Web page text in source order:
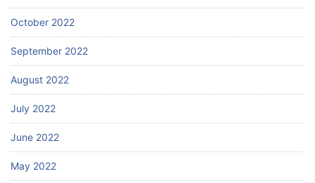
October 2022
September 2022
August 2022
July 2022
June 2022
May 2022